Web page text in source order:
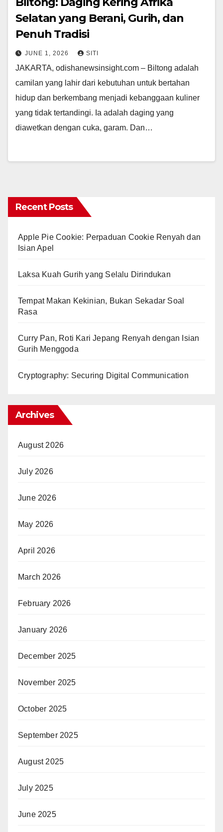
Selatan yang Berani, Gurih, dan
Penuh Tradisi
JUNE 1, 2026 SITI
JAKARTA, odishanewsinsight.com – Biltong adalah
camilan yang lahir dari kebutuhan untuk bertahan
hidup dan berkembang menjadi kebanggaan kuliner
yang tidak tertandingi. Ia adalah daging yang
diawetkan dengan cuka, garam. Dan…
Recent Posts
Apple Pie Cookie: Perpaduan Cookie Renyah dan
Isian Apel
Laksa Kuah Gurih yang Selalu Dirindukan
Tempat Makan Kekinian, Bukan Sekadar Soal
Rasa
Curry Pan, Roti Kari Jepang Renyah dengan Isian
Gurih Menggoda
Cryptography: Securing Digital Communication
Archives
August 2026
July 2026
June 2026
May 2026
April 2026
March 2026
February 2026
January 2026
December 2025
November 2025
October 2025
September 2025
August 2025
July 2025
June 2025